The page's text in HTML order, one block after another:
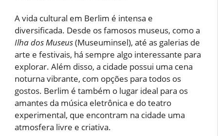
A vida cultural em Berlim é intensa e
diversificada. Desde os famosos museus, como a
Ilha dos Museus(Museuminsel), até as galerias de
arte e festivais, há sempre algo interessante para
explorar. Além disso, a cidade possui uma cena
noturna vibrante, com opções para todos os
gostos. Berlim é também o lugar ideal para os
amantes da música eletrônica e do teatro
experimental, que encontram na cidade uma
atmosfera livre e criativa.